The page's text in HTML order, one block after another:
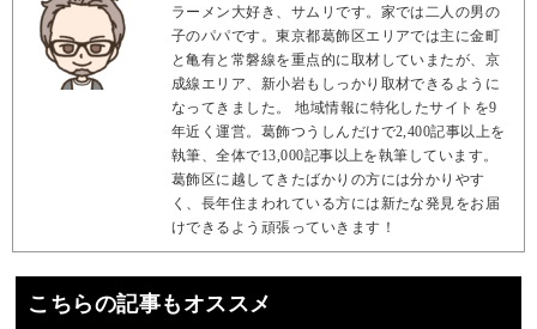
ラーメン大好き、サムリです。家では二人の男の
子のパパです。東京都葛飾区エリアでは主に金町
と亀有と常磐線を重点的に取材していまたが、京
成線エリア、新小岩もしっかり取材できるように
なってきました。 地域情報に特化したサイトを9
年近く運営。葛飾つうしんだけで2,400記事以上を
執筆、全体で13,000記事以上を執筆しています。
葛飾区に越してきたばかりの方には分かりやす
く、長年住まわれている方には新たな発見をお届
けできるよう頑張っていきます！
こちらの記事もオススメ